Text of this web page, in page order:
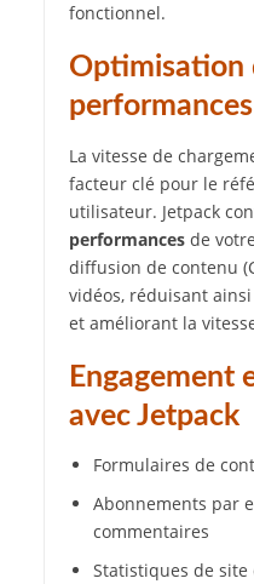
fonctionnel.
Optimisation
La vitesse de
facteur clé pour le
utilisateur. Jetpack
performancesde
diffusion de contenu
vidéos, réduisant
et améliorant la
Engagement
avec Jetpack
Formulaires de
Abonnements par
commentaires
Statistiques de